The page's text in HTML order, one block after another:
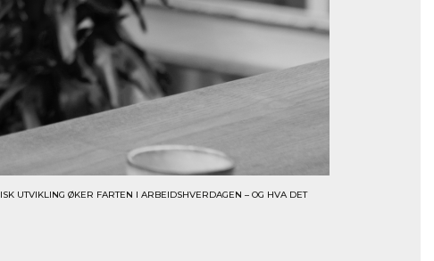
UTVIKLING ØKER FARTEN I ARBEIDSHVERDAGEN – OG HVA DET